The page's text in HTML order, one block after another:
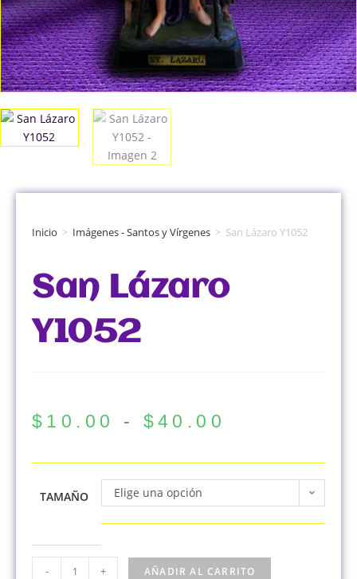
Inicio > Imágenes - Santos y Vírgenes > San Lázaro Y1052
San Lázaro
Y1052
$ 10.00 - $40.00
TAMAÑO Elige una opción
- + AÑADIR AL CARRITO